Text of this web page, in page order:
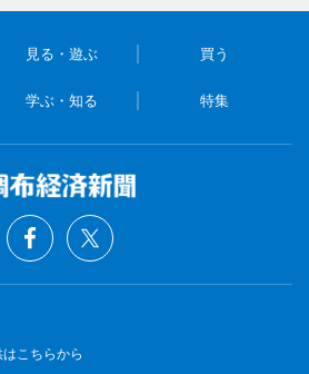
見る・遊ぶ 買う
学ぶ・知る 特集
こちらから